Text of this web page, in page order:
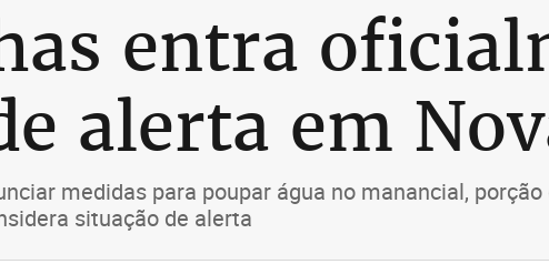
entra
alerta em
medidas para poupar água no manancial, porção
situação de alerta